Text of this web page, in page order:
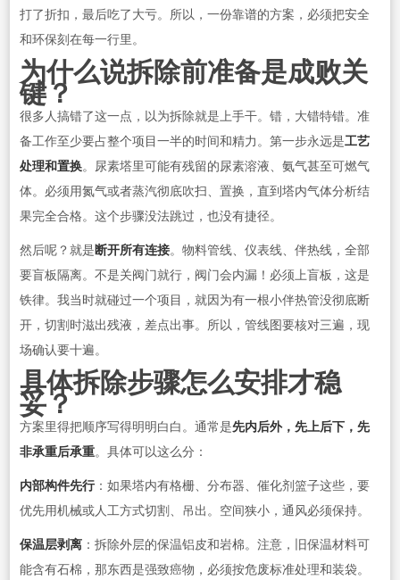
打了折扣，最后吃了大亏。所以，一份靠谱的方案，必须把安全
和环保刻在每一行里。
为什么说拆除前准备是成败关
键？
很多人搞错了这一点，以为拆除就是上手干。错，大错特错。准
备工作至少要占整个项目一半的时间和精力。第一步永远是工艺
处理和置换。尿素塔里可能有残留的尿素溶液、氨气甚至可燃气
体。必须用氮气或者蒸汽彻底吹扫、置换，直到塔内气体分析结
果完全合格。这个步骤没法跳过，也没有捷径。
然后呢？就是 断开所有连接。物料管线、仪表线、伴热线，全部
要盲板隔离。不是关阀门就行，阀门会内漏！必须上盲板，这是
铁律。我当时就碰过一个项目，就因为有一根小伴热管没彻底断
开，切割时滋出残液，差点出事。所以，管线图要核对三遍，现
场确认要十遍。
具体拆除步骤怎么安排才稳
妥？
方案里得把顺序写得明明白白。通常是先内后外，先上后下，先
非承重后承重。具体可以这么分：
内部构件先行：如果塔内有格栅、分布器、催化剂篮子这些，要
优先用机械或人工方式切割、吊出。空间狭小，通风必须保持。
保温层剥离：拆除外层的保温铝皮和岩棉。注意，旧保温材料可
能含有石棉，那东西是强致癌物，必须按危废标准处理和装袋。